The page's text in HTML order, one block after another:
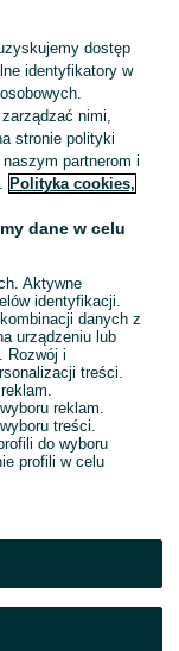
tarasowych,
dostęp
identyfikatory w
nimi,
stronie polityki
partnerom i
Polityka cookies,
dane w celu
Aktywne
identyfikacji.
danych z
urządzeniu lub
Rozwój i
treści.
reklam.
treści.
do wyboru
profili w celu